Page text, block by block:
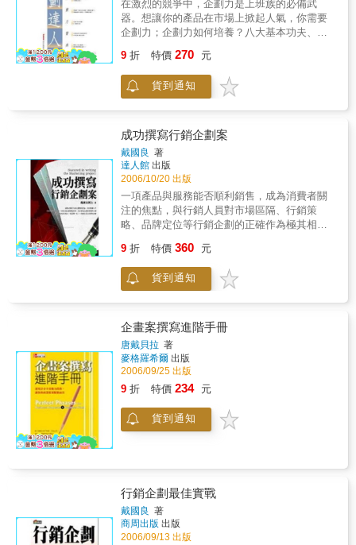
在激烈的競爭中，企劃力是上班族的必備武
器。想讓你的產品在市場上掀起人氣，你需要
企劃力；企劃力如何培養？八大基本功夫、八
錄，還有十二名企劃達人，讓你聰明學會企劃
力！
9 折 特價 270 元
貨到通知
成功撰寫行銷企劃案
戴國良 著
達人館 出版
2006/10/20 出版
一項產品與服務能否順利銷售，成為消費者關
注的焦點，與行銷人員對市場區隔、行銷策
略、品牌定位等行銷企劃的正確作為極其相
缺的專業知能，為使從事此一領域者能掌握行
銷企劃的技巧、撰寫要領與實務Know-How，本
書廣納各企業企劃案例，成為企劃人員進行行
三者合而為一，公司必能創造良好業績與獲
利，產品才能成為市場領導品牌。 一項產品
與服務能否順利銷售，成為消費者關注的焦
點，與行銷人員對市場區隔、行銷策略、品牌
定位等行銷企劃的正確作為極其相關。正因行
銷企劃案的撰寫是企劃人士不可或缺的專業知
能，為使從事此一領域者能掌握行銷企劃的技
巧、撰寫要領與實務Know-How，本書廣納各企
於閱讀上手。 ．95則營運企劃案例，70則行銷
．企劃案無法套用格式，而需舉一反三，因應
企業文化彈性改變。
9 折 特價 360 元
貨到通知
企畫案撰寫進階手冊
唐戴貝拉 著
麥格羅希爾 出版
2006/09/25 出版
9 折 特價 234 元
貨到通知
行銷企劃最佳實戰
戴國良 著
商周出版 出版
2006/09/13 出版